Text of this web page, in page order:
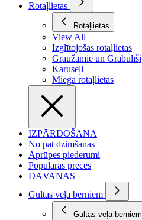
Rotaļlietas
Rotaļlietas
View All
Izglītojošas rotaļlietas
Graužamie un Grabulīši
Karuseļi
Miega rotaļlietas
IZPĀRDOŠANA
No pat dzimšanas
Aprūpes piederumi
Populāras preces
DĀVANAS
Gultas veļa bērniem
Gultas veļa bērniem